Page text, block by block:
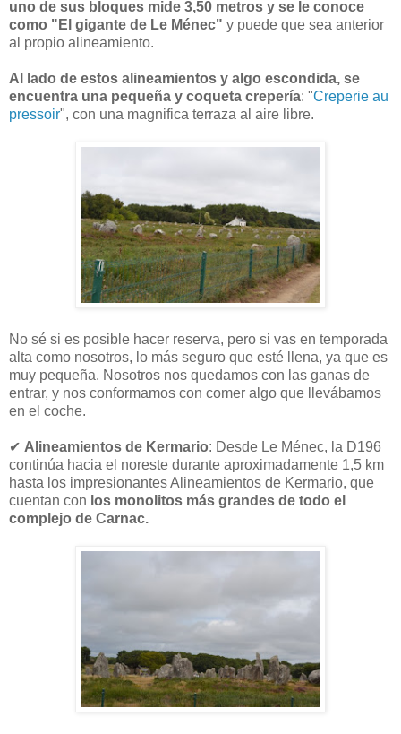
uno de sus bloques mide 3,50 metros y se le conoce
como "El gigante de Le Ménec" y puede que sea anterior
al propio alineamiento.
Al lado de estos alineamientos y algo escondida, se
encuentra una pequeña y coqueta crepería: "Creperie au
pressoir", con una magnifica terraza al aire libre.
No sé si es posible hacer reserva, pero si vas en temporada
alta como nosotros, lo más seguro que esté llena, ya que es
muy pequeña. Nosotros nos quedamos con las ganas de
entrar, y nos conformamos con comer algo que llevábamos
en el coche.
✔ Alineamientos de Kermario: Desde Le Ménec, la D196
continúa hacia el noreste durante aproximadamente 1,5 km
hasta los impresionantes Alineamientos de Kermario, que
cuentan con los monolitos más grandes de todo el
complejo de Carnac.